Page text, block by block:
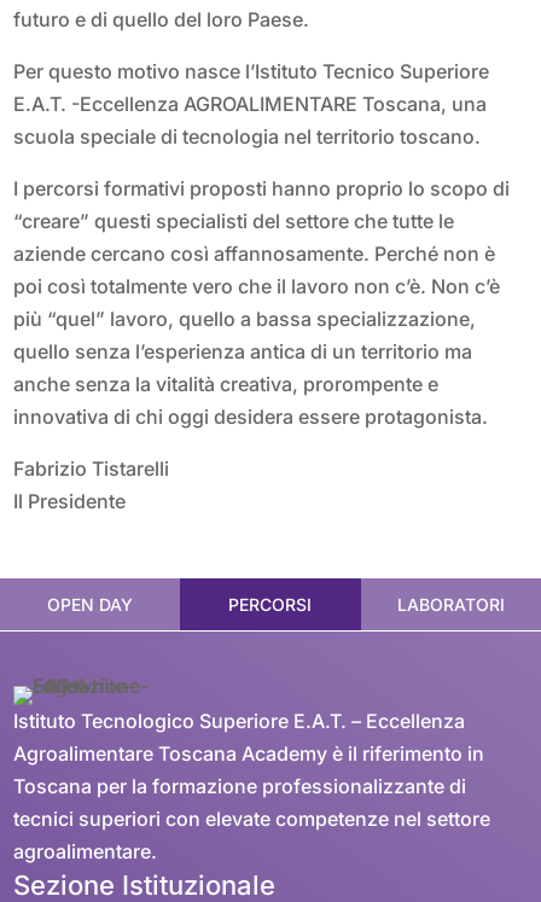
futuro e di quello del loro Paese.
Per questo motivo nasce l’Istituto Tecnico Superiore
E.A.T. -Eccellenza AGROALIMENTARE Toscana, una
scuola speciale di tecnologia nel territorio toscano.
I percorsi formativi proposti hanno proprio lo scopo di
“creare” questi specialisti del settore che tutte le
aziende cercano così affannosamente. Perché non è
poi così totalmente vero che il lavoro non c’è. Non c’è
più “quel” lavoro, quello a bassa specializzazione,
quello senza l’esperienza antica di un territorio ma
anche senza la vitalità creativa, prorompente e
innovativa di chi oggi desidera essere protagonista.
Fabrizio Tistarelli
Il Presidente
OPEN DAY PERCORSI LABORATORI
Istituto Tecnologico Superiore E.A.T. – Eccellenza
Agroalimentare Toscana Academy è il riferimento in
Toscana per la formazione professionalizzante di
tecnici superiori con elevate competenze nel settore
agroalimentare.
Sezione Istituzionale